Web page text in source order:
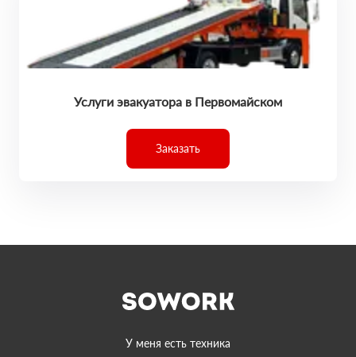
Услуги эвакуатора в Первомайском
Заказать
У меня есть техника